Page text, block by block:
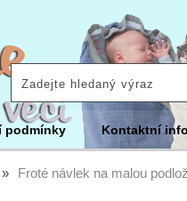
podmínky Kontaktní
Froté návlek na malou